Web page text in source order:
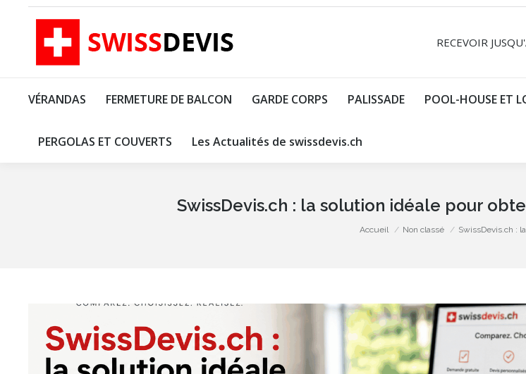
RECEVOIR
VÉRANDAS FERMETURE DE BALCON GARDE CORPS PALISSADE POOL-HOUSE ET
PERGOLAS ET COUVERTS Les Actualités de swissdevis.ch
SwissDevis.ch : la solution idéale pour
Accueil Non classé SwissDevis.ch :